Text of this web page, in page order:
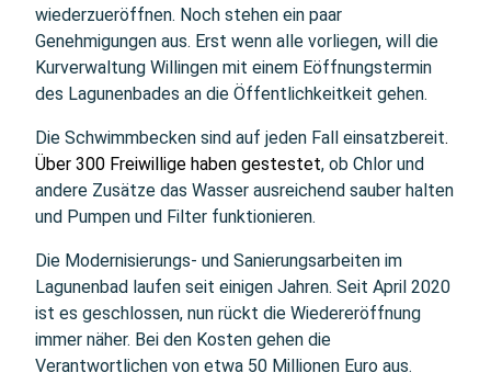
wiederzueröffnen. Noch stehen ein paar
Genehmigungen aus. Erst wenn alle vorliegen, will die
Kurverwaltung Willingen mit einem Eöffnungstermin
des Lagunenbades an die Öffentlichkeitkeit gehen.
Die Schwimmbecken sind auf jeden Fall einsatzbereit.
Über 300 Freiwillige haben gestestet, ob Chlor und
andere Zusätze das Wasser ausreichend sauber halten
und Pumpen und Filter funktionieren.
Die Modernisierungs- und Sanierungsarbeiten im
Lagunenbad laufen seit einigen Jahren. Seit April 2020
ist es geschlossen, nun rückt die Wiedereröffnung
immer näher. Bei den Kosten gehen die
Verantwortlichen von etwa 50 Millionen Euro aus.